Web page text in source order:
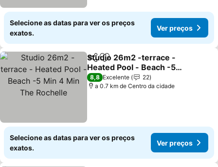
Selecione as datas para ver os preços
exatos.
Ver preços
PartilharAdicionar aos favoritos
Studio 26m2 -terrace -
Heated Pool - Beach -5
Min 4 Min The Rochelle
Ver preços
8,8 Excelente
22
a 0.7 km de Centro da cidade
Selecione as datas para ver os preços
exatos.
Ver preços